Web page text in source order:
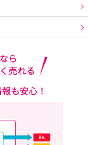
ら
売れる
も安心！